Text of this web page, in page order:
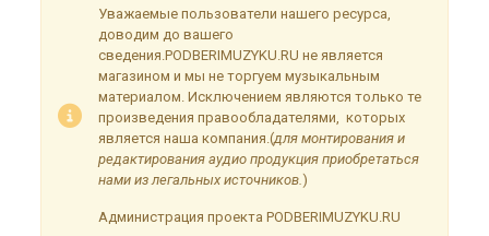
Уважаемые пользователи нашего ресурса,
доводим до вашего
сведения.PODBERIMUZYKU.RU не является
магазином и мы не торгуем музыкальным
материалом. Исключением являются только те
произведения правообладателями, которых
является наша компания.(для монтирования и
редактирования аудио продукция приобретаться
нами из легальных источников.)
Администрация проекта PODBERIMUZYKU.RU